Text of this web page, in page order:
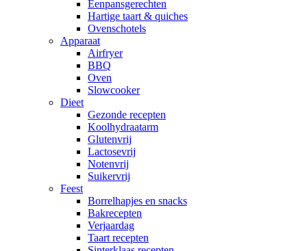
Eenpansgerechten
Hartige taart & quiches
Ovenschotels
Apparaat
Airfryer
BBQ
Oven
Slowcooker
Dieet
Gezonde recepten
Koolhydraatarm
Glutenvrij
Lactosevrij
Notenvrij
Suikervrij
Feest
Borrelhapjes en snacks
Bakrecepten
Verjaardag
Taart recepten